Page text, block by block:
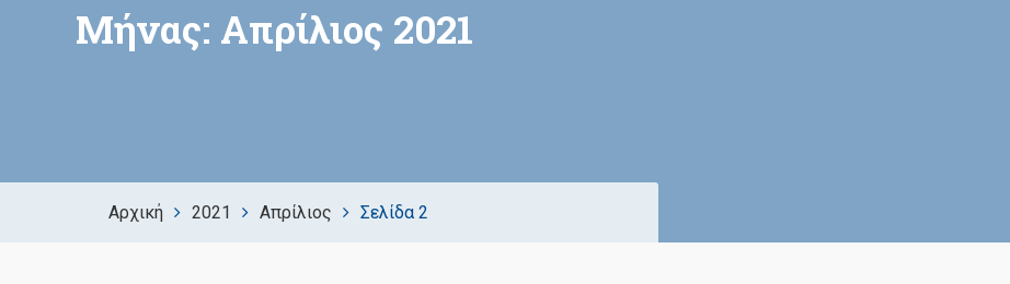
Μήνας: Απρίλιος 2021
Αρχική 2021 Απρίλιος Σελίδα 2